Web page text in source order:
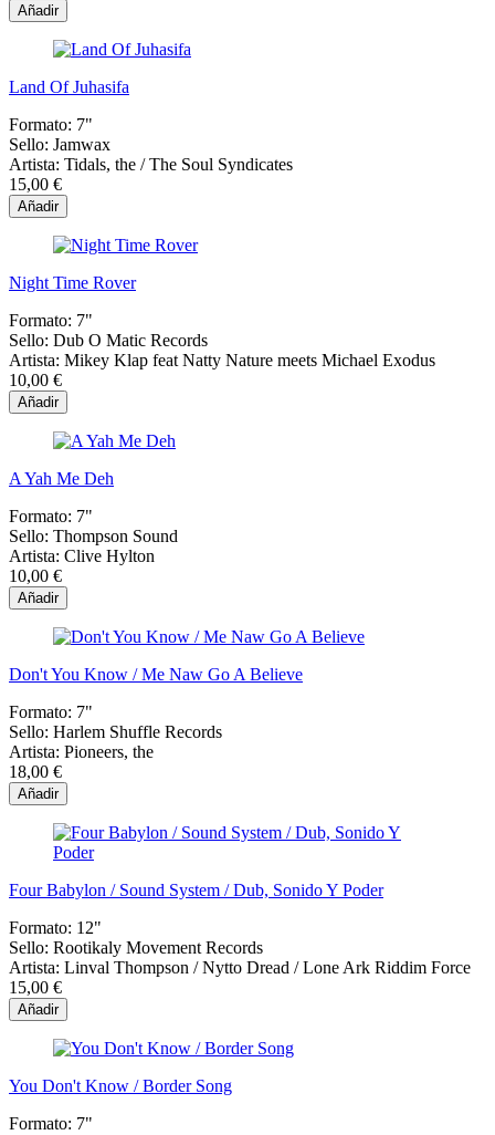
Añadir
Land Of Juhasifa
Formato: 7"
Sello: Jamwax
Artista: Tidals, the / The Soul Syndicates
15,00 €
Añadir
Night Time Rover
Formato: 7"
Sello: Dub O Matic Records
Artista: Mikey Klap feat Natty Nature meets Michael Exodus
10,00 €
Añadir
A Yah Me Deh
Formato: 7"
Sello: Thompson Sound
Artista: Clive Hylton
10,00 €
Añadir
Don't You Know / Me Naw Go A Believe
Formato: 7"
Sello: Harlem Shuffle Records
Artista: Pioneers, the
18,00 €
Añadir
Four Babylon / Sound System / Dub, Sonido Y Poder
Formato: 12"
Sello: Rootikaly Movement Records
Artista: Linval Thompson / Nytto Dread / Lone Ark Riddim Force
15,00 €
Añadir
You Don't Know / Border Song
Formato: 7"